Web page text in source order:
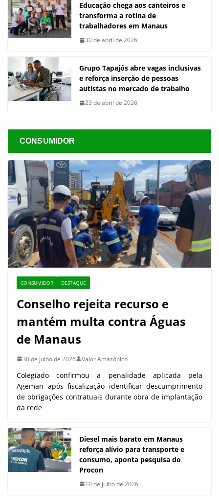
Educação chega aos canteiros e
transforma a rotina de
trabalhadores em Manaus
30 de abril de 2026
Grupo Tapajós abre vagas inclusivas
e reforça inserção de pessoas
autistas no mercado de trabalho
23 de abril de 2026
CONSUMIDOR
CONSUMIDOR DESTAQUE
Conselho rejeita recurso e
mantém multa contra Águas
de Manaus
30 de julho de 2026 Valor Amazônico
Colegiado confirmou a penalidade aplicada pela
Ageman após fiscalização identificar descumprimento
de obrigações contratuais durante obra de implantação
da rede
Diesel mais barato em Manaus
reforça alívio para transporte e
consumo, aponta pesquisa do
Procon
10 de julho de 2026